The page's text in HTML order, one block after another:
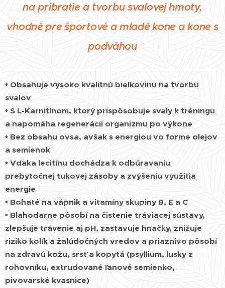
na pribratie a tvorbu svalovej hmoty,
vhodné pre športové a mladé kone a kone s
podváhou
• Obsahuje vysoko kvalitnú bielkovinu na tvorbu
svalov
• S L-Karnitínom, ktorý prispôsobuje svaly k tréningu
a napomáha regenerácii organizmu po výkone
• Bez obsahu ovsa, avšak s energiou vo forme olejov
a semienok
• Vďaka lecitínu dochádza k odbúravaniu
prebytočnej tukovej zásoby a zvýšeniu využitia
energie
• Bohaté na vápnik a vitamíny skupiny B, E a C
• Blahodarne pôsobí na čistenie tráviacej sústavy,
zlepšuje trávenie aj pH, zastavuje hnačky, znižuje
riziko kolík a žalúdočných vredov a priaznivo pôsobí
na zdravú kožu, srsť a kopytá (psyllium, lusky z
rohovníku, extrudované ľanové semienko,
pivovarské kvasnice)